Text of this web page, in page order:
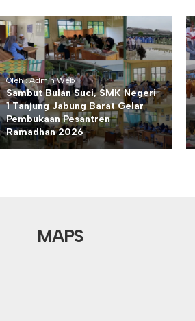
Oleh : Admin Web
Sambut Bulan Suci, SMK Negeri
1 Tanjung Jabung Barat Gelar
Pembukaan Pesantren
Ramadhan 2026
MAPS